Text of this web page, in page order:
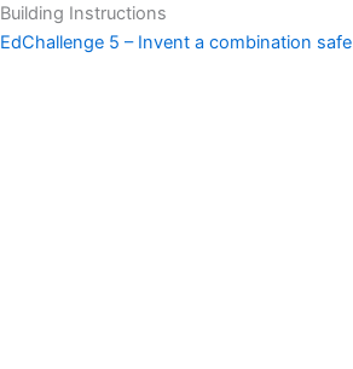
Building Instructions
EdChallenge 5 – Invent a combination safe